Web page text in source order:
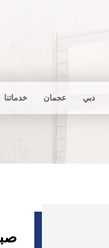
دبي عجمان خدماتنا